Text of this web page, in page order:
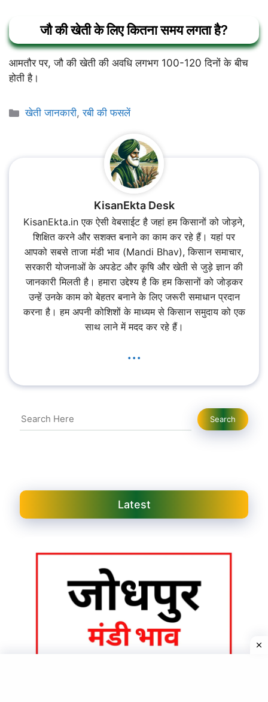
जौ की खेती के लिए कितना समय लगता है?
आमतौर पर, जौ की खेती की अवधि लगभग 100-120 दिनों के बीच
होती है।
Categories
खेती जानकारी,रबी की फसलें
KisanEkta Desk
KisanEkta.in एक ऐसी वेबसाईट है जहां हम किसानों को जोड़ने,
शिक्षित करने और सशक्त बनाने का काम कर रहे हैं। यहां पर
आपको सबसे ताजा मंडी भाव (Mandi Bhav), किसान समाचार,
सरकारी योजनाओं के अपडेट और कृषि और खेती से जुड़े ज्ञान की
जानकारी मिलती है। हमारा उद्देश्य है कि हम किसानों को जोड़कर
उन्हें उनके काम को बेहतर बनाने के लिए जरूरी समाधान प्रदान
करना है। हम अपनी कोशिशों के माध्यम से किसान समुदाय को एक
साथ लाने में मदद कर रहे हैं।
...
Search Search
Latest